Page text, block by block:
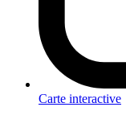
Carte interactive